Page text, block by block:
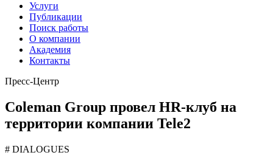
Услуги
Публикации
Поиск работы
О компании
Академия
Контакты
Пресс-Центр
Coleman Group провел HR-клуб на
территории компании Tele2
# DIALOGUES